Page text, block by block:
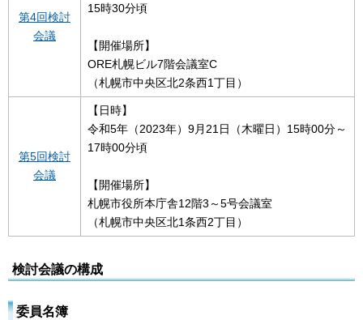
第4回検討
会議
15時30分頃
【開催場所】
ORE札幌ビル7階会議室C
（札幌市中央区北2条西1丁目）
第5回検討
会議
【日時】
令和5年（2023年）9月21日（木曜日）15時00分～
17時00分頃
【開催場所】
札幌市役所本庁舎12階3～5号会議室
（札幌市中央区北1条西2丁目）
検討会議の構成
委員名簿